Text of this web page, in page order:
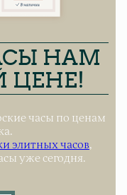
НАМ
ЦЕНЕ!
часы по ценам
элитных часов,
уже сегодня.